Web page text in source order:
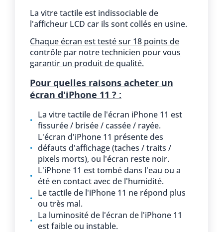
La vitre tactile est indissociable de
l'afficheur LCD car ils sont collés en usine.
Chaque écran est testé sur 18 points de
contrôle par notre technicien pour vous
garantir un produit de qualité.
Pour quelles raisons acheter un
écran d'iPhone 11 ? :
La vitre tactile de l'écran iPhone 11 est
fissurée / brisée / cassée / rayée.
L'écran d'iPhone 11 présente des
défauts d'affichage (taches / traits /
pixels morts), ou l'écran reste noir.
L'iPhone 11 est tombé dans l'eau ou a
été en contact avec de l'humidité.
Le tactile de l'iPhone 11 ne répond plus
ou très mal.
La luminosité de l'écran de l'iPhone 11
est faible ou instable.